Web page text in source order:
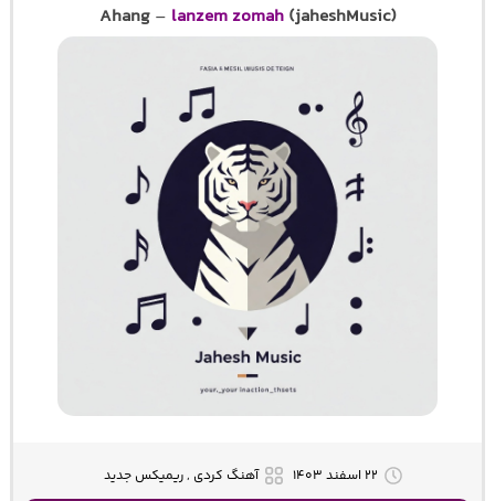
Ahang – lanzem zomah(jaheshMusic)
۲۲ اسفند ۱۴۰۳ آهنگ کردی , ریمیکس جدید